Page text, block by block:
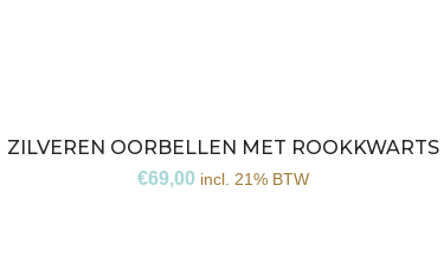
ZILVEREN OORBELLEN MET ROOKKWARTS
€69,00 incl. 21% BTW